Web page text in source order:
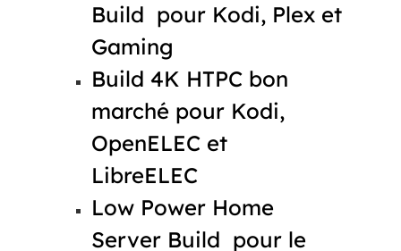
Build pour Kodi, Plex et
Gaming
Build 4K HTPC bon
marché pour Kodi,
OpenELEC et
LibreELEC
Low Power Home
Server Build pour le